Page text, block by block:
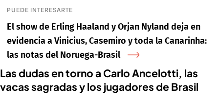
PUEDE INTERESARTE
El show de Erling Haaland y Orjan Nyland deja en
evidencia a Vinicius, Casemiro y toda la Canarinha:
las notas del Noruega-Brasil
Las dudas en torno a Carlo Ancelotti, las
vacas sagradas y los jugadores de Brasil